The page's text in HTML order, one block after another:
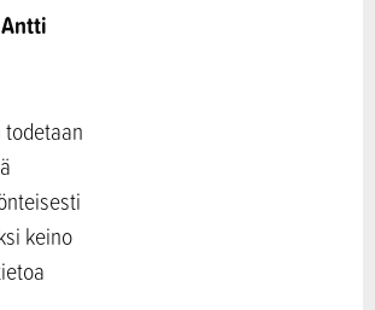
keino